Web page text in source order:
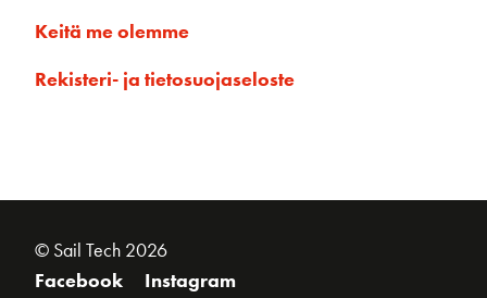
Keitä me olemme
Rekisteri- ja tietosuojaseloste
© Sail Tech 2026
Facebook
Instagram